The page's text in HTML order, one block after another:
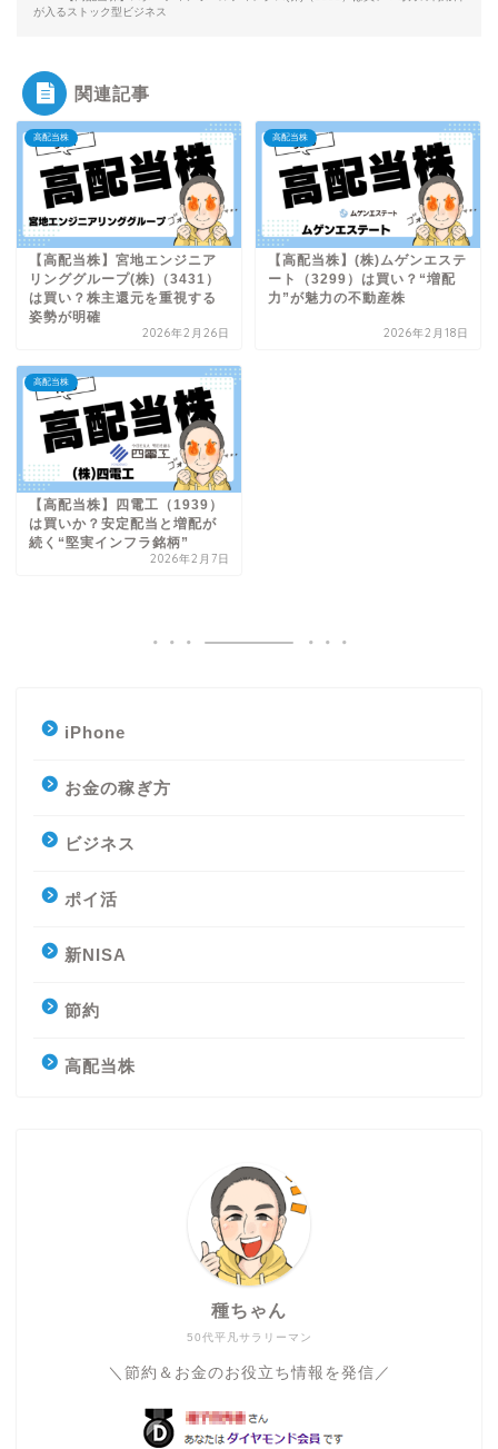
が入るストック型ビジネス
関連記事
高配当株
【高配当株】宮地エンジニア
リンググループ(株)（3431）
は買い？株主還元を重視する
姿勢が明確
2026年2月26日
高配当株
【高配当株】(株)ムゲンエステ
ート（3299）は買い？“増配
力”が魅力の不動産株
2026年2月18日
高配当株
【高配当株】四電工（1939）
は買いか？安定配当と増配が
続く“堅実インフラ銘柄”
2026年2月7日
iPhone
お金の稼ぎ方
ビジネス
ポイ活
新NISA
節約
高配当株
50代平凡サラリーマン
種ちゃん
＼節約＆お金のお役立ち情報を発信／